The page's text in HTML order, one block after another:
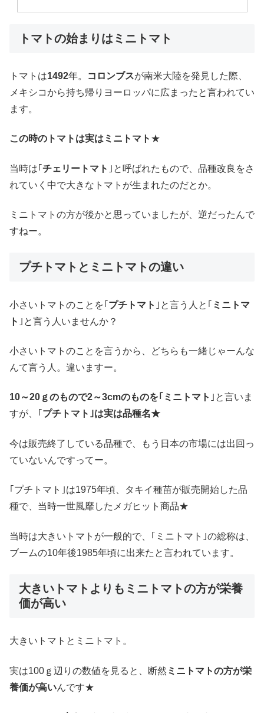
トマトの始まりはミニトマト
トマトは1492年。 コロンブスが南米大陸を発見した際、
メキシコから持ち帰りヨーロッパに広まったと言われてい
ます。
この時のトマトは実はミニトマト ★
当時は｢ チェリートマト ｣と呼ばれたもので、品種改良をさ
れていく中で大きなトマトが生まれたのだとか。
ミニトマトの方が後かと思っていましたが、逆だったんで
すねー。
プチトマトとミニトマトの違い
小さいトマトのことを｢ プチトマト ｣と言う人と｢ ミニトマ
ト ｣と言う人いませんか？
小さいトマトのことを言うから、どちらも一緒じゃーんな
んて言う人。違いますー。
10～20ｇのもので2～3cmのものを｢ミニトマト ｣と言いま
すが、｢ プチトマト｣は実は品種名★
今は販売終了している品種で、もう日本の市場には出回っ
ていないんですってー。
｢プチトマト｣は1975年頃、タキイ種苗が販売開始した品
種で、当時一世風靡したメガヒット商品★
当時は大きいトマトが一般的で、｢ミニトマト｣の総称は、
ブームの10年後1985年頃に出来たと言われています。
大きいトマトよりもミニトマトの方が栄養
価が高い
大きいトマトとミニトマト。
実は100ｇ辺りの数値を見ると、断然 ミニトマトの方が栄
養価が高いんです★